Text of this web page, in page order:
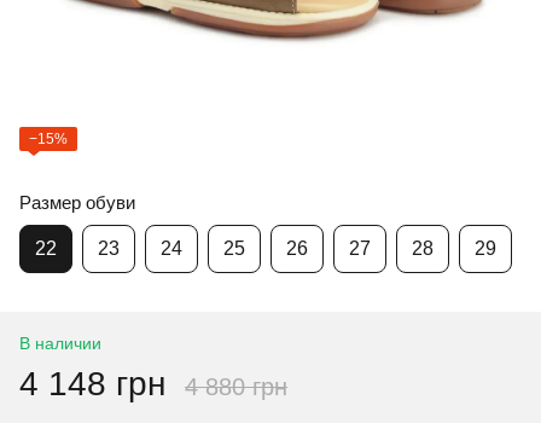
−15%
Размер обуви
22 23 24 25 26 27 28 29
В наличии
4 148 грн 4 880 грн